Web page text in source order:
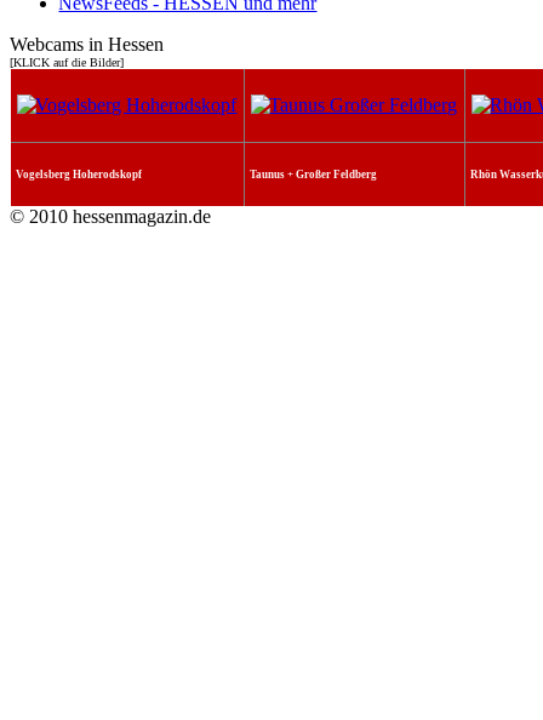
Webcams in Hessen
[KLICK auf die Bilder]
Vogelsberg Hoherodskopf Taunus + Großer Feldberg Rhön
© 2010 hessenmagazin.de